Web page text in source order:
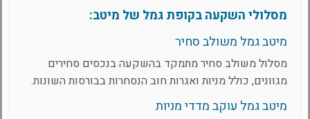
מסלולי השקעה בקופת גמל של מיטב:
מיטב גמל משולב סחיר
מסלול משולב סחיר מתמקד בהשקעה בנכסים סחירים
מגוונים, כולל מניות ואגרות חוב הנסחרות בבורסות השונות.
מיטב גמל עוקב מדדי מניות